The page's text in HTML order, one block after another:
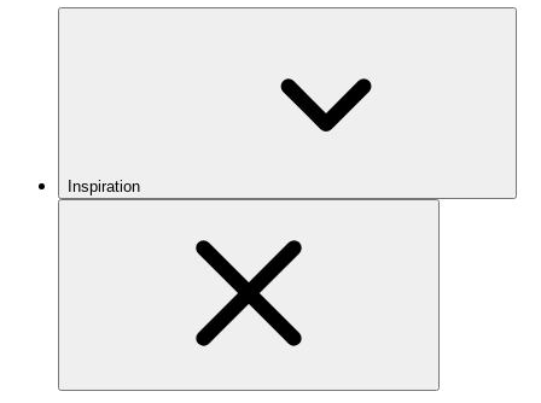
Inspiration